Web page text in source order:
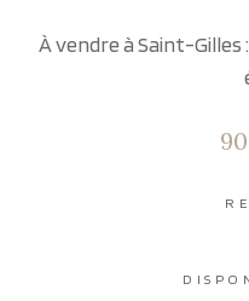
À vendre à Saint-